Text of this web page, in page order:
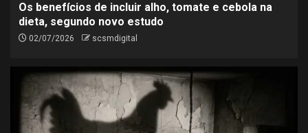
Os benefícios de incluir alho, tomate e cebola na
dieta, segundo novo estudo
02/07/2026 scsmdigital